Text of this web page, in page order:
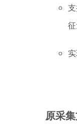
原采